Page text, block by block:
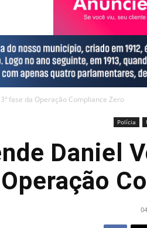
fase da Operação Compliance Zero
Polícia
Daniel
Operação